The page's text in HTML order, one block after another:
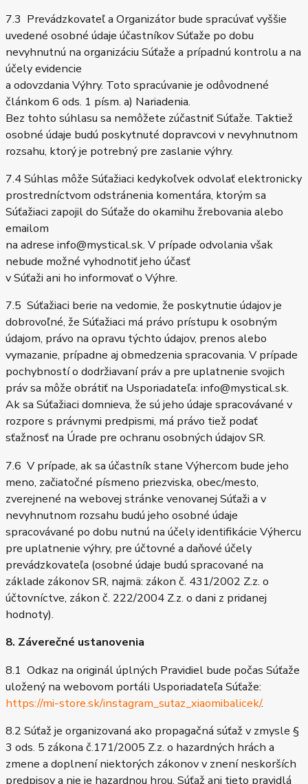
7.3 Prevádzkovateľ a Organizátor bude spracúvať vyššie
uvedené osobné údaje účastníkov Súťaže po dobu
nevyhnutnú na organizáciu Súťaže a prípadnú kontrolu a na
účely evidencie
a odovzdania Výhry. Toto spracúvanie je odôvodnené
článkom 6 ods. 1 písm. a) Nariadenia.
Bez tohto súhlasu sa nemôžete zúčastniť Súťaže. Taktiež
osobné údaje budú poskytnuté dopravcovi v nevyhnutnom
rozsahu, ktorý je potrebný pre zaslanie výhry.
7.4 Súhlas môže Súťažiaci kedykoľvek odvolať elektronicky
prostredníctvom odstránenia komentára, ktorým sa
Súťažiaci zapojil do Súťaže do okamihu žrebovania alebo
emailom
na adrese info@mystical.sk. V prípade odvolania však
nebude možné vyhodnotiť jeho účasť
v Súťaži ani ho informovať o Výhre.
7.5 Súťažiaci berie na vedomie, že poskytnutie údajov je
dobrovoľné, že Súťažiaci má právo prístupu k osobným
údajom, právo na opravu týchto údajov, prenos alebo
vymazanie, prípadne aj obmedzenia spracovania. V prípade
pochybností o dodržiavaní práv a pre uplatnenie svojich
práv sa môže obrátiť na Usporiadateľa: info@mystical.sk.
Ak sa Súťažiaci domnieva, že sú jeho údaje spracovávané v
rozpore s právnymi predpismi, má právo tiež podať
sťažnosť na Úrade pre ochranu osobných údajov SR.
7.6 V prípade, ak sa účastník stane Výhercom bude jeho
meno, začiatočné písmeno priezviska, obec/mesto,
zverejnené na webovej stránke venovanej Súťaži a v
nevyhnutnom rozsahu budú jeho osobné údaje
spracovávané po dobu nutnú na účely identifikácie Výhercu
pre uplatnenie výhry, pre účtovné a daňové účely
prevádzkovateľa (osobné údaje budú spracované na
základe zákonov SR, najmä: zákon č. 431/2002 Z.z. o
účtovníctve, zákon č. 222/2004 Z.z. o dani z pridanej
hodnoty).
8. Záverečné ustanovenia
8.1 Odkaz na originál úplných Pravidiel bude počas Súťaže
uložený na webovom portáli Usporiadateľa Súťaže:
https://mi-store.sk/instagram_sutaz_xiaomibalicek/.
8.2 Súťaž je organizovaná ako propagačná súťaž v zmysle §
3 ods. 5 zákona č.171/2005 Z.z. o hazardných hrách a
zmene a doplnení niektorých zákonov v znení neskorších
predpisov a nie je hazardnou hrou. Súťaž ani tieto pravidlá